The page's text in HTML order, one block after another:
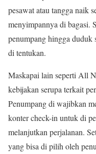
pesawat atau tangga naik
menyimpannya di bagasi.
penumpang hingga duduk
di tentukan.
Maskapai lain seperti All
kebijakan serupa terkait
Penumpang di wajibkan
konter check-in untuk di
melanjutkan perjalanan.
yang bisa di pilih oleh